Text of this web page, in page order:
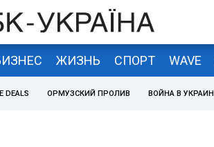
ЖИЗНЬ СПОРТ WAVE
DEALS ОРМУЗСКИЙ ПРОЛИВ ВОЙНА В